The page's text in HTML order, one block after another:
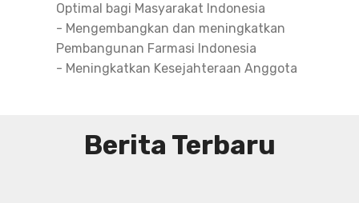
Optimal bagi Masyarakat Indonesia
- Mengembangkan dan meningkatkan
Pembangunan Farmasi Indonesia
- Meningkatkan Kesejahteraan Anggota
Berita Terbaru